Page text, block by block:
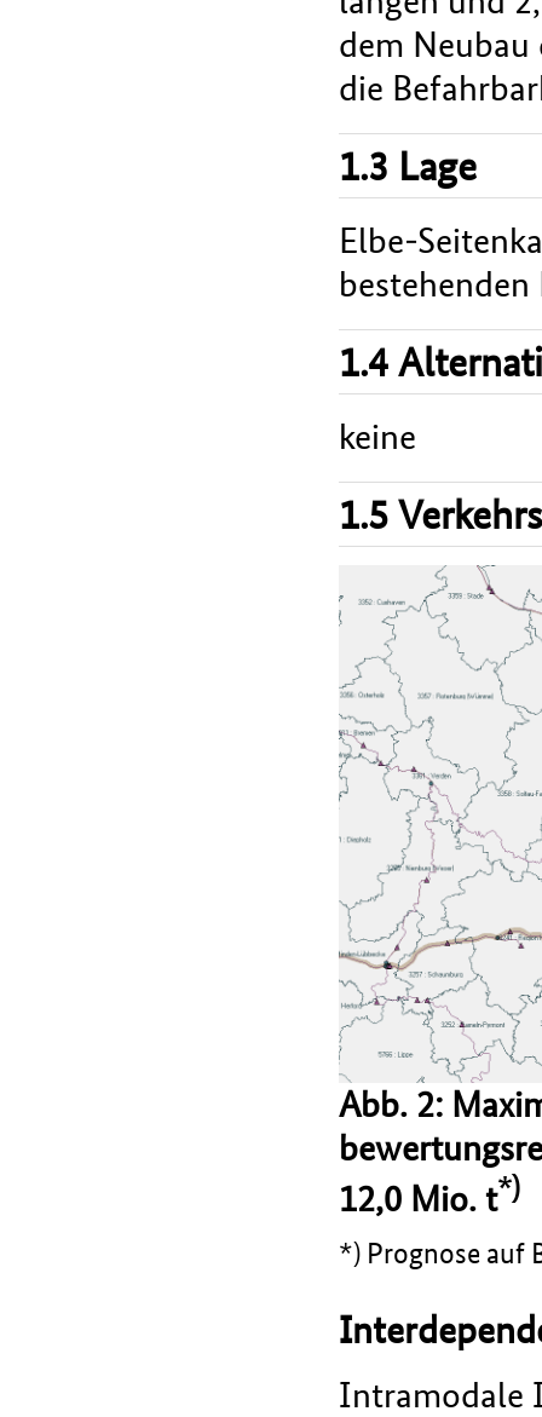
dem Neubau
die
1.3 Lage
Elbe-
1.4
keine
1.5
Abb. 2:
12,0 Mio. t*)
*) Prognose auf
Intramodale